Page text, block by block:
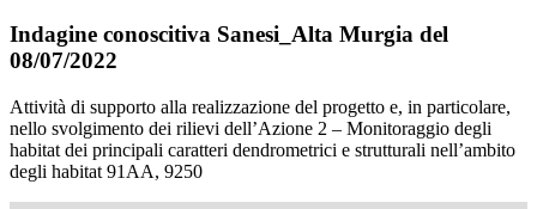
Indagine conoscitiva Sanesi_Alta Murgia del
08/07/2022
Attività di supporto alla realizzazione del progetto e, in particolare,
nello svolgimento dei rilievi dell’Azione 2 – Monitoraggio degli
habitat dei principali caratteri dendrometrici e strutturali nell’ambito
degli habitat 91AA, 9250